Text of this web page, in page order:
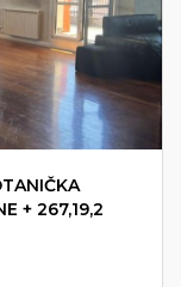
+ 267,19,2